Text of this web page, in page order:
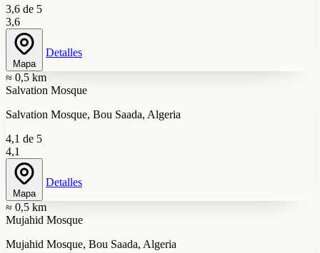
3,6 de 5
3,6
Mapa
Detalles
≈ 0,5 km
Salvation Mosque
Salvation Mosque, Bou Saada, Algeria
4,1 de 5
4,1
Mapa
Detalles
≈ 0,5 km
Mujahid Mosque
Mujahid Mosque, Bou Saada, Algeria